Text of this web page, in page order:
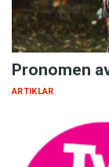
Pronomen
ARTIKLAR